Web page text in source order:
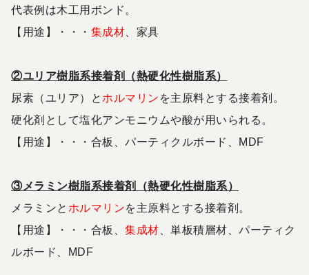
代表例は木工用ボンド。
【用途】・・・ 集成材 、家具
②ユリア樹脂系接着剤（熱硬化性樹脂系）
尿素（ユリア）と ホルマリン を主原料とする接着剤。
硬化剤として塩化アンモニウムや酸が用いられる。
【用途】・・・合板、パーティクルボード、MDF
③メラミン樹脂系接着剤（熱硬化性樹脂系）
メラミンと ホルマリンを主原料とする接着剤。
【用途】・・・合板、 集成材 、単板積層材、パーティク
ルボード、MDF